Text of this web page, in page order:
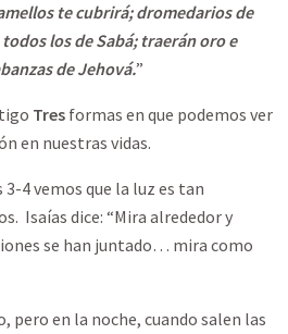
te cubrirá; dromedarios de
los de Sabá; traerán oro e
de Jehová.”
Tres formas en que podemos ver
en nuestras vidas.
4 vemos que la luz es tan
Isaías dice: “Mira alrededor y
se han juntado… mira como
pero en la noche, cuando salen las